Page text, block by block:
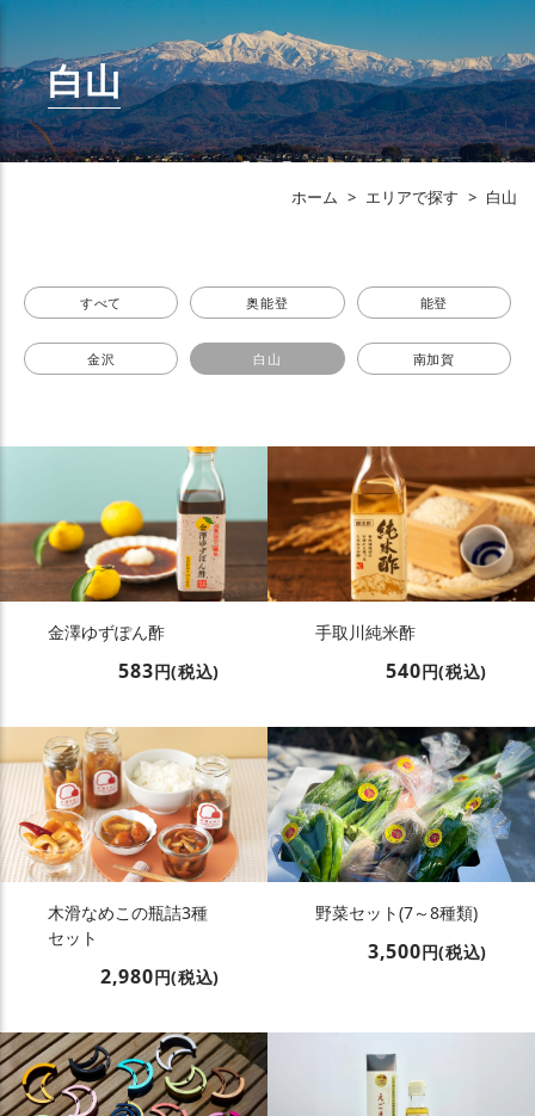
白山
ホーム > エリアで探す > 白山
すべて 奥能登 能登
金沢 白山 南加賀
金澤ゆずぽん酢
583円(税込)
手取川純米酢
540円(税込)
木滑なめこの瓶詰3種
セット
2,980円(税込)
野菜セット(7～8種類)
3,500円(税込)